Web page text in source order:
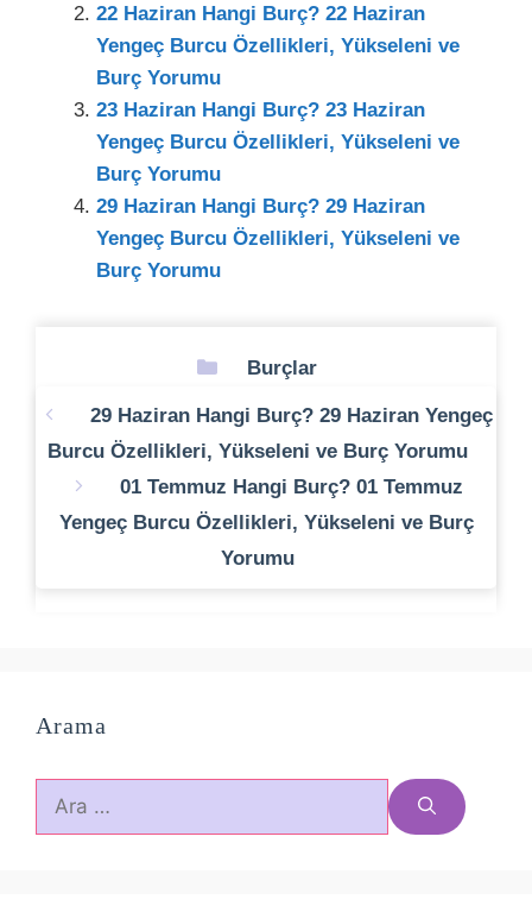
22 Haziran Hangi Burç? 22 Haziran
Yengeç Burcu Özellikleri, Yükseleni ve
Burç Yorumu
23 Haziran Hangi Burç? 23 Haziran
Yengeç Burcu Özellikleri, Yükseleni ve
Burç Yorumu
29 Haziran Hangi Burç? 29 Haziran
Yengeç Burcu Özellikleri, Yükseleni ve
Burç Yorumu
Kategoriler
Burçlar
29 Haziran Hangi Burç? 29 Haziran Yengeç
Burcu Özellikleri, Yükseleni ve Burç Yorumu
01 Temmuz Hangi Burç? 01 Temmuz
Yengeç Burcu Özellikleri, Yükseleni ve Burç
Yorumu
Arama
için